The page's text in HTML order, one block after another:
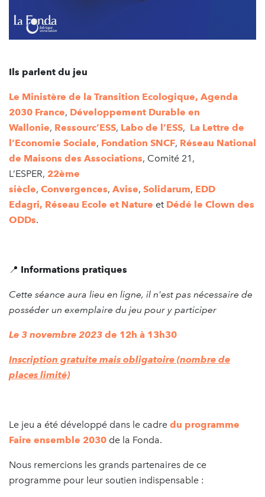
Ils parlent du jeu
Le Ministère de la Transition Ecologique, Agenda
2030 France, Développement Durable en
Wallonie, Ressourc’ESS, Labo de l’ESS, La Lettre de
l’Economie Sociale, Fondation SNCF, Réseau National
de Maisons des Associations, Comité 21,
L’ESPER, 22ème
siècle, Convergences, Avise, Solidarum, EDD
Edagri, Réseau Ecole et Nature et Dédé le Clown des
ODDs.
📍 Informations pratiques
Cette séance aura lieu en ligne, il n'est pas nécessaire de
posséder un exemplaire du jeu pour y participer
Le 3 novembre 2023 de 12h à 13h30
Inscription gratuite mais obligatoire (nombre de
places limité)
Le jeu a été développé dans le cadre du programme
Faire ensemble 2030 de la Fonda.
Nous remercions les grands partenaires de ce
programme pour leur soutien indispensable :